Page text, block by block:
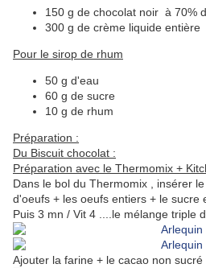
150 g de chocolat noir à 70%
300 g de crème liquide entière
Pour le sirop de rhum
50 g d'eau
60 g de sucre
10 g de rhum
Préparation :
Du Biscuit chocolat :
Préparation avec le Thermomix +
Dans le bol du Thermomix , insérer
d'oeufs + les oeufs entiers + le sucre
Puis 3 mn / Vit 4 ....le mélange triple
Ajouter la farine + le cacao non sucré